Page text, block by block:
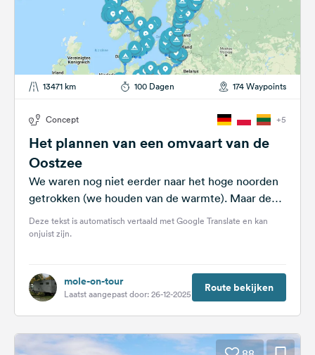
13471 km 100 Dagen 174 Waypoints
Concept +5
Het plannen van een omvaart van de
Oostzee
We waren nog niet eerder naar het hoge noorden
getrokken (we houden van de warmte). Maar de
laatste zomermaanden werden...
Deze tekst is automatisch vertaald met Google Translate en kan
onjuist zijn.
mole-on-tour
Laatst aangepast door: 26-12-2025 Route bekijken